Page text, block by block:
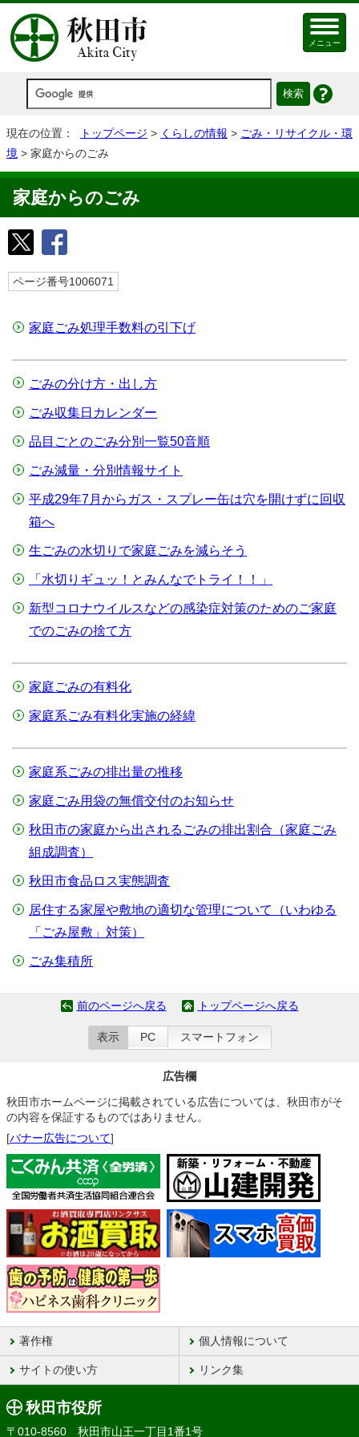
メニュー
現在の位置： トップページ > くらしの情報 > ごみ・リサイクル・環
境 > 家庭からのごみ
家庭からのごみ
ページ番号1006071
家庭ごみ処理手数料の引下げ
ごみの分け方・出し方
ごみ収集日カレンダー
品目ごとのごみ分別一覧50音順
ごみ減量・分別情報サイト
平成29年7月からガス・スプレー缶は穴を開けずに回収
箱へ
生ごみの水切りで家庭ごみを減らそう
「水切りギュッ！とみんなでトライ！！」
新型コロナウイルスなどの感染症対策のためのご家庭
でのごみの捨て方
家庭ごみの有料化
家庭系ごみ有料化実施の経緯
家庭系ごみの排出量の推移
家庭ごみ用袋の無償交付のお知らせ
秋田市の家庭から出されるごみの排出割合（家庭ごみ
組成調査）
秋田市食品ロス実態調査
居住する家屋や敷地の適切な管理について（いわゆる
「ごみ屋敷」対策）
ごみ集積所
前のページへ戻る トップページへ戻る
表示 PC スマートフォン
広告欄
秋田市ホームページに掲載されている広告については、秋田市がそ
の内容を保証するものではありません。
[バナー広告について]
著作権 個人情報について
サイトの使い方 リンク集
秋田市役所
〒010-8560 秋田市山王一丁目1番1号